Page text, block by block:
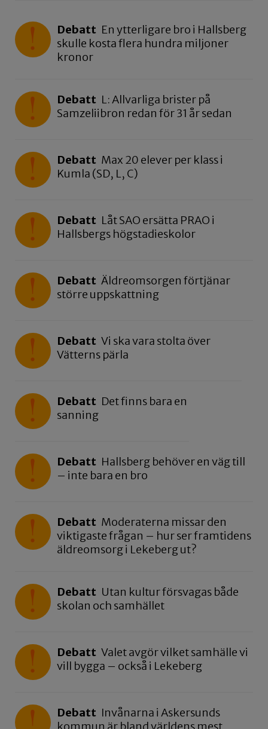
Debatt En ytterligare bro i Hallsberg
skulle kosta flera hundra miljoner
kronor
Debatt L: Allvarliga brister på
Samzeliibron redan för 31 år sedan
Debatt Max 20 elever per klass i
Kumla (SD, L, C)
Debatt Låt SAO ersätta PRAO i
Hallsbergs högstadieskolor
Debatt Äldreomsorgen förtjänar
större uppskattning
Debatt Vi ska vara stolta över
Vätterns pärla
Debatt Det finns bara en
sanning
Debatt Hallsberg behöver en väg till
– inte bara en bro
Debatt Moderaterna missar den
viktigaste frågan – hur ser framtidens
äldreomsorg i Lekeberg ut?
Debatt Utan kultur försvagas både
skolan och samhället
Debatt Valet avgör vilket samhälle vi
vill bygga – också i Lekeberg
Debatt Invånarna i Askersunds
kommun är bland världens mest